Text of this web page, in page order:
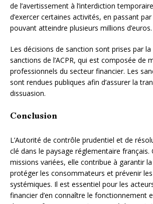
de l’avertissement à l’interdiction
d’exercer certaines activités, en passant
pouvant atteindre plusieurs millions d’euros.
Les décisions de sanction sont prises par
sanctions de l’ACPR, qui est composée de
professionnels du secteur financier. Les
sont rendues publiques afin d’assurer la
dissuasion.
Conclusion
L’Autorité de contrôle prudentiel et de
clé dans le paysage réglementaire français.
missions variées, elle contribue à garantir
protéger les consommateurs et prévenir
systémiques. Il est essentiel pour les
financier d’en connaître le fonctionnement